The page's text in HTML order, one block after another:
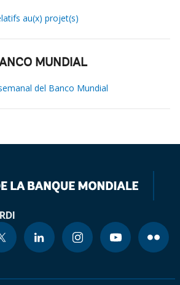
au(x) projet(s)
MUNDIAL
del Banco Mundial